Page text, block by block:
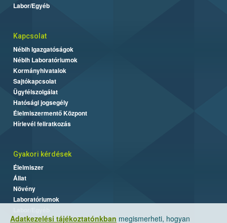
Adatkezelési tájékoztatónkban megismerheti, hogyan
Labor/Egyéb
Kapcsolat
Nébih Igazgatóságok
Nébih Laboratóriumok
Kormányhivatalok
Sajtókapcsolat
Ügyfélszolgálat
Hatósági jogsegély
Élelmiszermentő Központ
Hírlevél feliratkozás
Gyakori kérdések
Élelmiszer
Állat
Növény
Laboratóriumok